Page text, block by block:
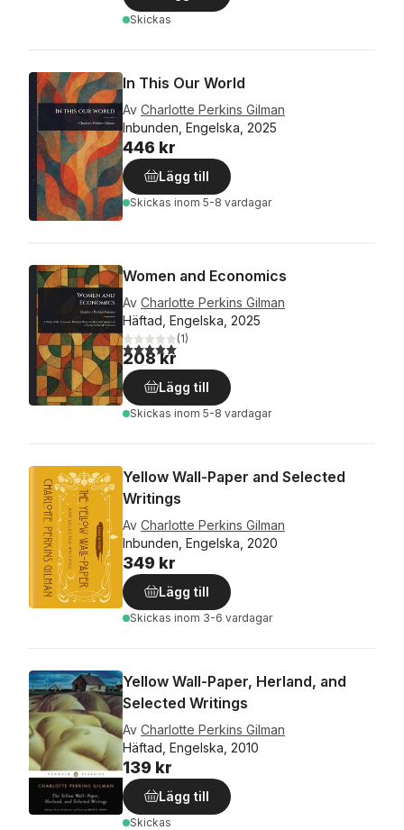
Skickas
In This Our World
Av Charlotte Perkins Gilman
Inbunden, Engelska, 2025
446 kr
Lägg till
Skickas inom 5-8 vardagar
Women and Economics
Av Charlotte Perkins Gilman
Häftad, Engelska, 2025
5,0utav 5 stjärnor. Totalt antal röster:
(1)
208 kr
Lägg till
Skickas inom 5-8 vardagar
Yellow Wall-Paper and Selected
Writings
Av Charlotte Perkins Gilman
Inbunden, Engelska, 2020
349 kr
Lägg till
Skickas inom 3-6 vardagar
Yellow Wall-Paper, Herland, and
Selected Writings
Av Charlotte Perkins Gilman
Häftad, Engelska, 2010
139 kr
Lägg till
Skickas